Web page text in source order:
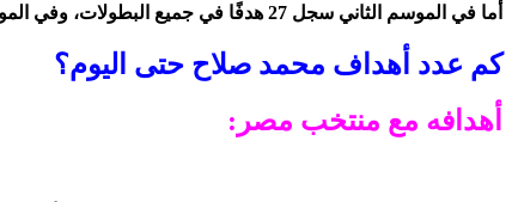
أما في الموسم الثاني سجل 27 هدفًا في جميع البطولات، وفي الموسم الثالث سجل 23 هدفًا.
كم عدد أهداف محمد صلاح حتى اليوم؟
أهدافه مع منتخب مصر: